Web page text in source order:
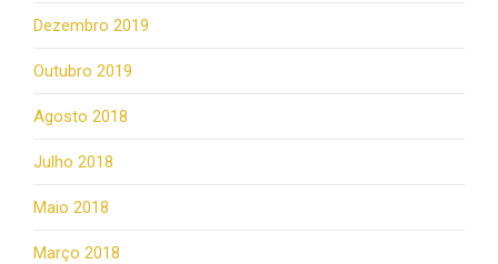
Dezembro 2019
Outubro 2019
Agosto 2018
Julho 2018
Maio 2018
Março 2018